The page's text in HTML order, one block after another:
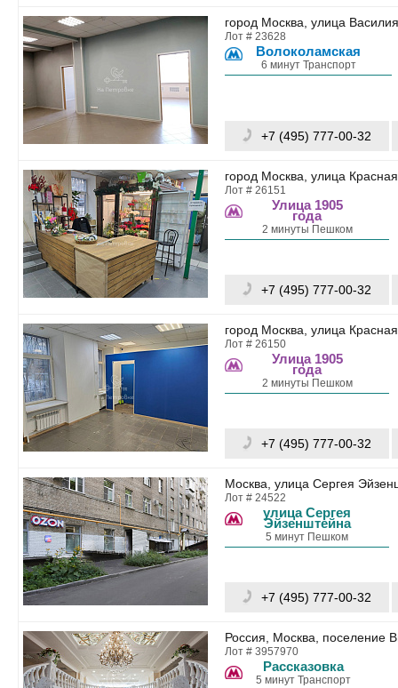
город Москва, улица
Лот # 23628
Волоколамская
6 минут Транспорт
+7 (495) 777-00-32
город Москва, улица
Лот # 26151
Улица 1905
года
2 минуты Пешком
+7 (495) 777-00-32
город Москва, улица
Лот # 26150
Улица 1905
года
2 минуты Пешком
+7 (495) 777-00-32
Москва, улица Сергея
Лот # 24522
улица Сергея
Эйзенштейна
5 минут Пешком
+7 (495) 777-00-32
Россия, Москва, поселение
Лот # 3957970
Рассказовка
5 минут Транспорт